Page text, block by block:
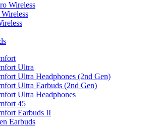
Wireless
Ultra
Ultra Headphones (2nd Gen)
Ultra Earbuds (2nd Gen)
Ultra Headphones
45
Earbuds II
Earbuds